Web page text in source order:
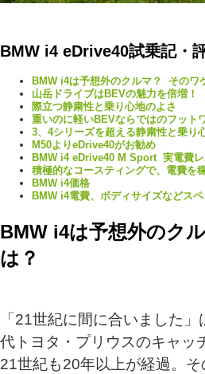
BMW i4 eDrive40試乗記・
BMW i4は予想外のクルマ？ そのワ
山岳ドライブはBEVの魅力を倍増！
際立つ静粛性と乗り心地のよさ
重いのに軽いBEVならではのフット
3、4シリーズを超える静粛性と乗り
M50よりeDrive40がお勧め
BMW i4 eDrive40 M Sport 実電費レ
積極的なコースティングで、電費を
BMW i4価格
BMW i4電費、ボディサイズなどスペ
BMW i4は予想外のク
は？
「21世紀に間に合いました
代トヨタ・プリウスのキャッ
21世紀も20年以上が経過。